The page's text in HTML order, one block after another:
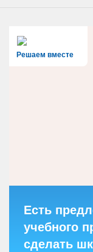
Решаем вместе
Есть
учебного
сделать